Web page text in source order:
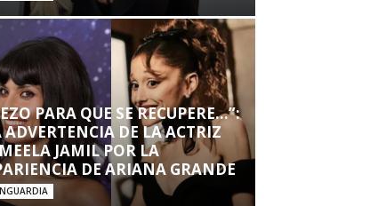
PARA QUE SE RECUPERE…”:
ADVERTENCIA DE LA ACTRIZ
JAMIL POR LA
DE ARIANA GRANDE